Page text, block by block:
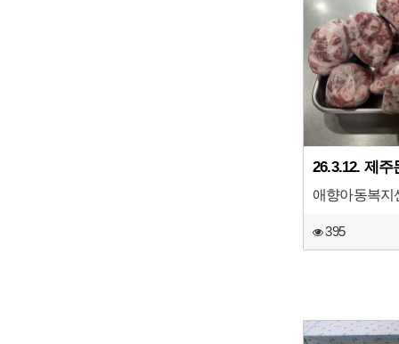
26.3.12. 제
애향아동복지
395